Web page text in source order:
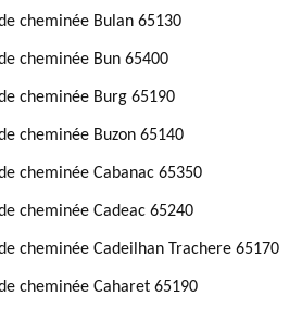
cheminée Bulan 65130
cheminée Bun 65400
cheminée Burg 65190
cheminée Buzon 65140
cheminée Cabanac 65350
cheminée Cadeac 65240
cheminée Cadeilhan Trachere 65170
cheminée Caharet 65190